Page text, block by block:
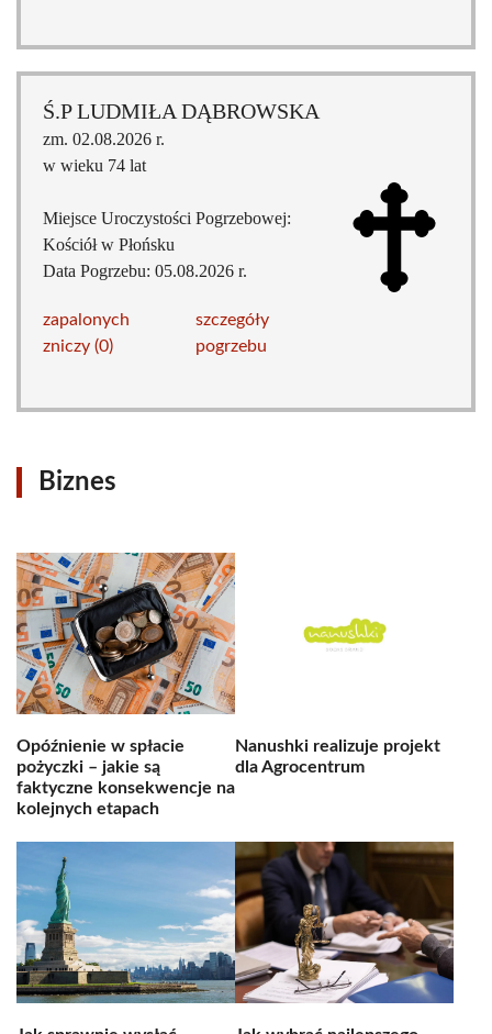
Ś.P LUDMIŁA DĄBROWSKA
zm. 02.08.2026 r.
w wieku 74 lat
Miejsce Uroczystości Pogrzebowej:
Kościół w Płońsku
Data Pogrzebu: 05.08.2026 r.
zapalonych
zniczy (0)
szczegóły
pogrzebu
Biznes
Opóźnienie w spłacie
pożyczki – jakie są
faktyczne konsekwencje na
kolejnych etapach
Nanushki realizuje projekt
dla Agrocentrum